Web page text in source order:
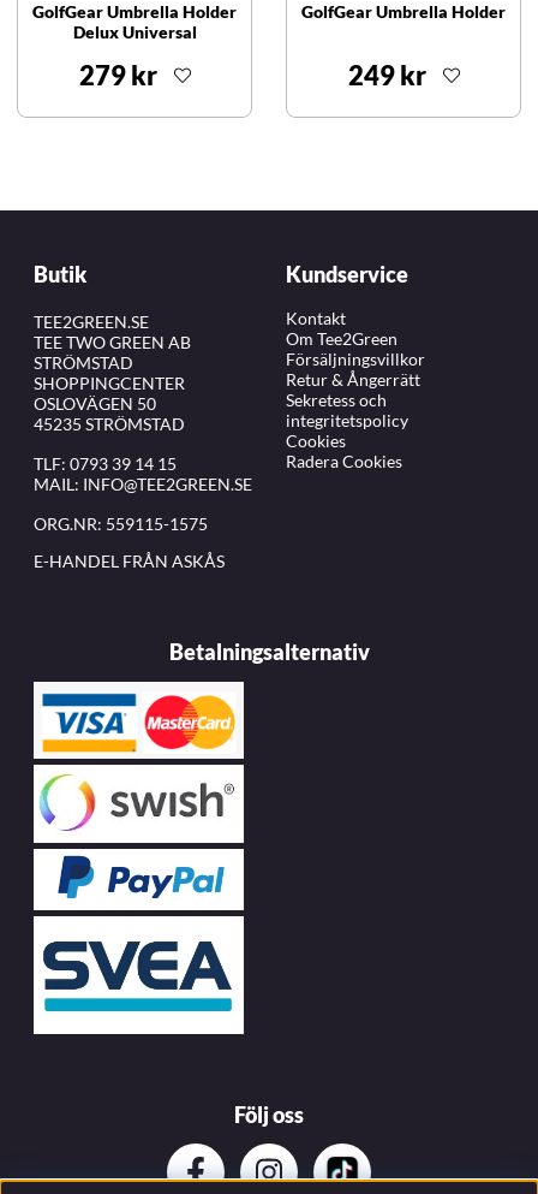
GolfGear Umbrella Holder
Delux Universal
279 kr
GolfGear Umbrella Holder
249 kr
Butik
TEE2GREEN.SE
TEE TWO GREEN AB
STRÖMSTAD
SHOPPINGCENTER
OSLOVÄGEN 50
45235 STRÖMSTAD
TLF: 0793 39 14 15
MAIL: INFO@TEE2GREEN.SE
ORG.NR: 559115-1575
E-HANDEL FRÅN ASKÅS
Kundservice
Kontakt
Om Tee2Green
Försäljningsvillkor
Retur & Ångerrätt
Sekretess och
integritetspolicy
Cookies
Radera Cookies
Betalningsalternativ
Följ oss